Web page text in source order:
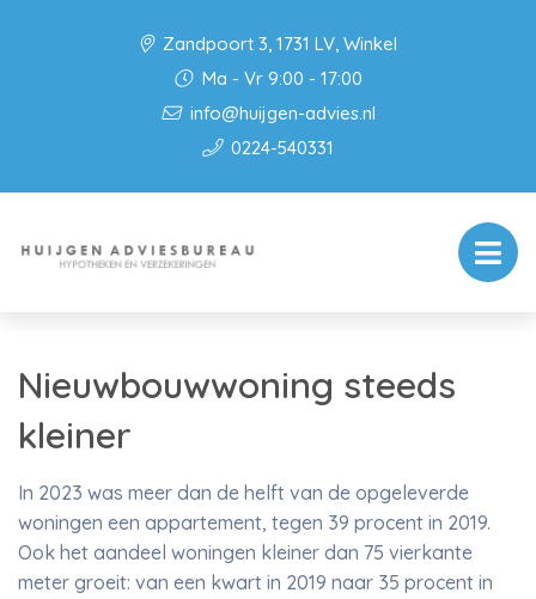
Zandpoort 3, 1731 LV, Winkel
Ma - Vr 9:00 - 17:00
info@huijgen-advies.nl
0224-540331
Nieuwbouwwoning steeds
kleiner
In 2023 was meer dan de helft van de opgeleverde
woningen een appartement, tegen 39 procent in 2019.
Ook het aandeel woningen kleiner dan 75 vierkante
meter groeit: van een kwart in 2019 naar 35 procent in